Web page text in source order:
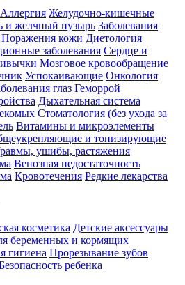
Аллергия Желудочно-кишечные
и желчный пузырь Заболевания
Поражения кожи Диетология
заболевания Сердце и
Мозговое кровообращение
Успокаивающие Онкология
глаз Геморрой
Дыхательная система
Стоматология (без ухода за
Витамины и микроэлементы
и тонизирующие
ушибы, растяжения
Венозная недостаточность
Кровотечения Редкие лекарства
косметика Детские аксессуары
беременных и кормящих
гигиена Прорезывание зубов
ребенка